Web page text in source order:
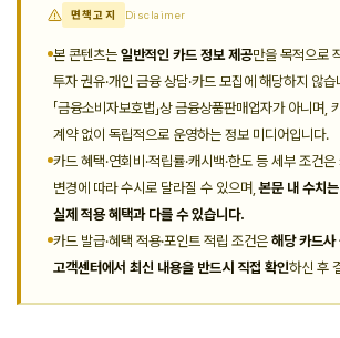
면책고지 Disclaimer
본 콘텐츠는 일반적인 카드 정보 제공만을 목적으로
투자 권유·개인 금융 상담·카드 모집에 해당하지 않
「금융소비자보호법」상 금융상품판매업자가 아니며,
계약 없이 독립적으로 운영하는 정보 미디어입니다.
카드 혜택·연회비·적립률·캐시백·한도 등 세부 조건
변경에 따라 수시로 달라질 수 있으며,본문 내 수치
실제 적용 혜택과 다를 수 있습니다.
카드 발급·혜택 적용·포인트 적립 조건은 해당 카드사
고객센터에서 최신 내용을 반드시 직접 확인하신 후